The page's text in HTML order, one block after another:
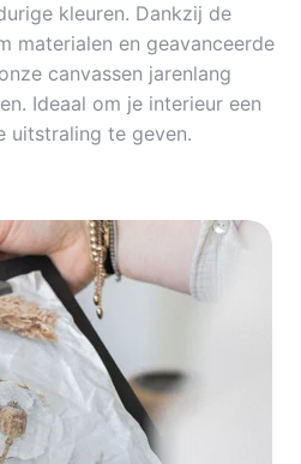
kleuren. Dankzij de
materialen en geavanceerde
canvassen jarenlang
Ideaal om je interieur een
uitstraling te geven.